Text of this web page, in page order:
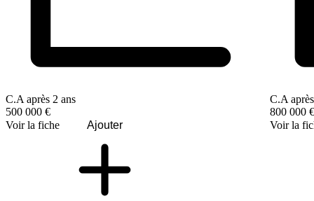
C.A après 2 ans
500 000 €
Voir la fiche
Ajouter
C.A
800 000 €
Voir la